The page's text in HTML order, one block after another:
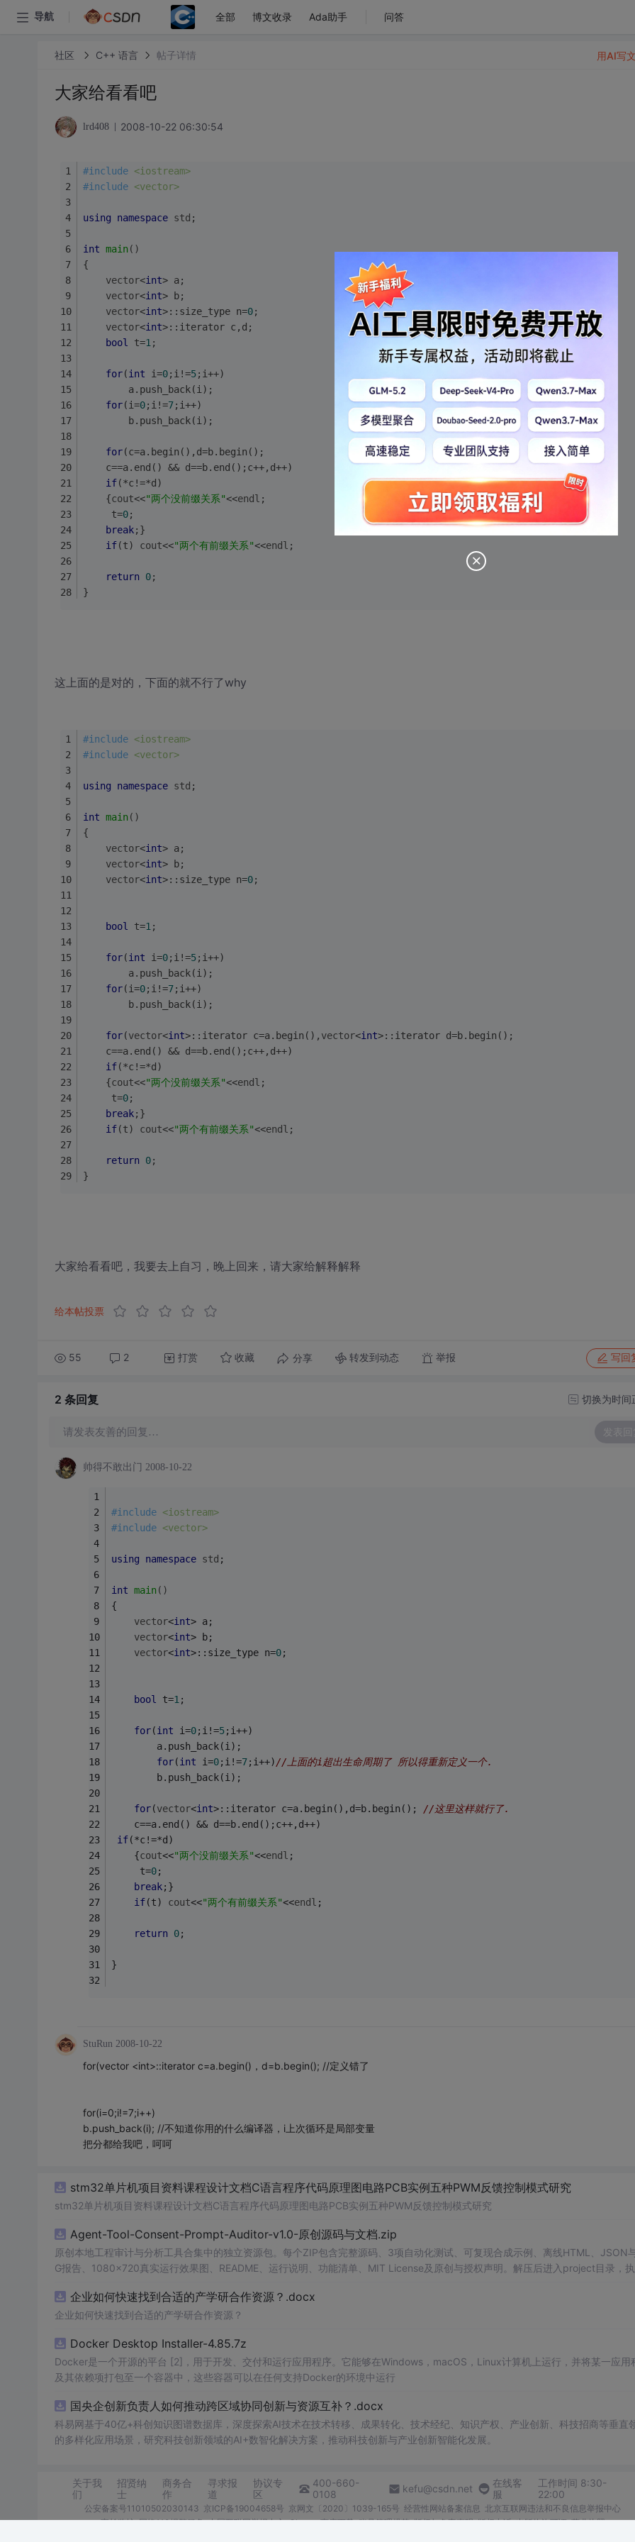
导航 全部 博文收录 Ada助手 问答
社区 C++ 语言 帖子详情
大家给看看吧
lrd408 2008-10-22 06:30:54
#include <iostream>
#include <vector>
using namespace std ;
int main()
{
vector<int> a;
vector<int> b;
vector<int>::size_type n=0;
vector<int>::iterator c,d;
bool
t=1 ;
for(int i=0;i!=5;i++)
		a.push_back(i);
for(i=0;i!=7;i++)
		b.push_back(i);
for(c=a.begin(),d=b.begin();
	c==a.end() && d==b.end();c++,d++)
if(*c!=*d)
	{
cout<<"两个没前缀关系"<<endl ;
     t=
0;
break;}
if(t) cout<<"两个有前缀关系"<<endl ;
return 0;
}
这上面的是对的，下面的就不行了why
#include <iostream>
#include <vector>
using namespace std ;
int main()
{
vector<int> a;
vector<int> b;
vector<int>::size_type n=0;
bool t=1 ;
for(int i=0;i!=5;i++)
		a.push_back(i);
for(i=0;i!=7;i++)
		b.push_back(i);
for(vector<int>::iterator c=a.begin(), vector<int>::iterator d=b.begin();
	c==a.end() && d==b.end();c++,d++)
if(*c!=*d)
	{
cout<<"两个没前缀关系"<<endl ;
     t=
0;
break;}
if(t) cout<<"两个有前缀关系"<<endl ;
return 0;
}
大家给看看吧，我要去上自习，晚上回来，请大家给解释解释
给本帖投票
55 2 打赏 收藏 分享 转发到动态 举报 写回
用AI写
2 条回复 切换为时间
请发表友善的回复… 发表回
帅得不敢出门 2008-10-22
#include <iostream>
#include <vector>
using namespace std ;
int main()
{
vector<int> a;
vector<int> b;
vector<int>::size_type n=0;
bool t=1 ;
for(int i=0;i!=5;i++)
        a.push_back(i);
for(int i=0;i!=7;i++)//上面的i超出生命周期了 所以得重新定义一个.
        b.push_back(i);
for(vector<int>::iterator c=a.begin(),d=b.begin(); //这里这样就行了.
    c==a.end() && d==b.end();c++,d++)
if(*c!=*d)
    {
cout<<"两个没前缀关系"<<endl ;
     t=
0;
break;}
if(t) cout<<"两个有前缀关系"<<endl ;
return 0;
}
StuRun 2008-10-22
for(vector <int>::iterator c=a.begin()，d=b.begin(); //定义错了
for(i=0;i!=7;i++)
b.push_back(i); //不知道你用的什么编译器，i上次循环是局部变量
把分都给我吧，呵呵
stm32单片机项目资料课程设计文档C语言程序代码原理图电路PCB实例五种PWM反馈控制模式研究
stm32单片机项目资料课程设计文档C语言程序代码原理图电路PCB实例五种PWM反馈控制模式研究
Agent-Tool-Consent-Prompt-Auditor-v1.0-原创源码与文档.zip
原创本地工程审计与分析工具合集中的独立资源包。每个ZIP包含完整源码、3项自动化测试、可复现合成示例、离线HTML、JSON
G报告、1080×720真实运行效果图、README、运行说明、功能清单、MIT License及原创与授权声明。解压后进入project目录，执
源码、Logo、官方截图、论文、生产日志或其他受限素材。适合前端开发、AI应用工程、测试审计和课程实践。
企业如何快速找到合适的产学研合作资源？.docx
企业如何快速找到合适的产学研合作资源？
Docker Desktop Installer-4.85.7z
Docker是一个开源的平台 [2]，用于开发、交付和运行应用程序。它能够在Windows，macOS，Linux计算机上运行，并将某一应用
及其依赖项打包至一个容器中，这些容器可以在任何支持Docker的环境中运行
国央企创新负责人如何推动跨区域协同创新与资源互补？.docx
科易网基于40亿+科创知识图谱数据库，深度探索AI技术在技术转移、成果转化、技术经纪、知识产权、产业创新、科技招商等垂直
的多样化应用场景，研究科技创新领域的AI+数智化解决方案，推动科技创新与产业创新智能化发展。
关于我
们
招贤纳
士
商务合
作
寻求报
道
协议专
区
400-660-
0108
kefu@csdn.net
在线客
服
工作时间 8:30-
22:00
公安备案号11010502030143 京ICP备19004658号 京网文〔2020〕1039-165号 经营性网站备案信息
北京互联网违法和不良信息举报中心
家长监护 网络110报警服务 中国互联网举报中心 Chrome商店下载 账号管理规范 版权与免责声明 版权申诉 出版物许可证 营业执照